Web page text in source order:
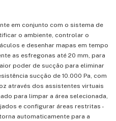
em conjunto com o sistema de
o ambiente, controlar o
e desenhar mapas em tempo
as esfregonas até 20 mm, para
poder de sucção para eliminar
sucção de 10.000 Pa, com
através dos assistentes virtuais
para limpar a área selecionada,
e configurar áreas restritas -
automaticamente para a